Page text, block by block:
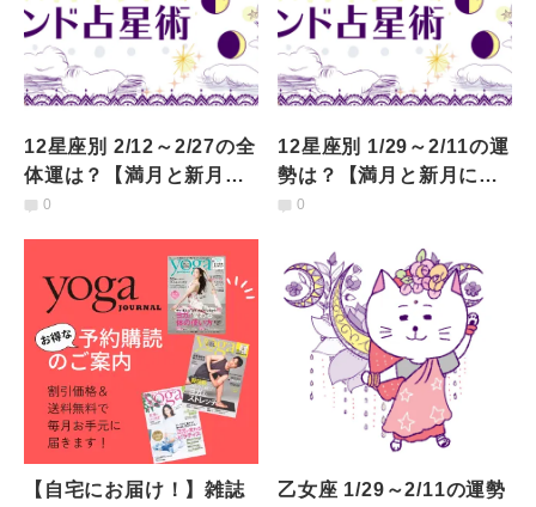
12星座別 2/12～2/27の全
体運は？【満月と新月に
更新！インド占星術】
0
12星座別 1/29～2/11の運
勢は？【満月と新月に更
新！インド占星術】
0
【自宅にお届け！】雑誌 乙女座 1/29～2/11の運勢